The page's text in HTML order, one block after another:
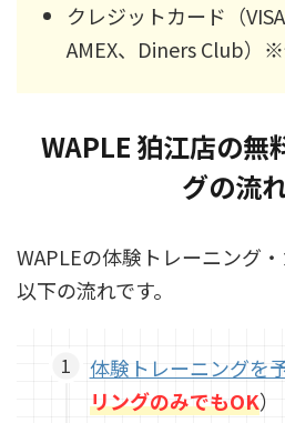
クレジットカード（
AMEX、Diners Club）
WAPLE 狛江店の無
グの流
WAPLEの体験トレーニング・
以下の流れです。
体験トレーニングを
リングのみでもOK）